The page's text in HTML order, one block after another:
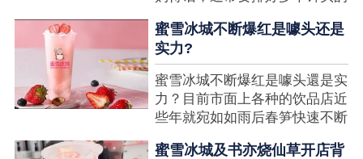
想要排长队，为的便是那一杯令
人挂念的蜜雪冰城。顾客喜爱的
商品，投资者为什么会看不见在
其中的创业商机呢?许多投资者
都会了解我开一家蜜雪冰城要多
少钱?....
蜜雪冰城不断爆红是噱头还是
实力?
蜜雪冰城不断爆红是噱头還是实
力？目前市面上各种的饮品店近
些年就宛如如雨后春笋快速不断
有运营不小心便会被取代，由于
蜜雪冰城及书亦烧仙草开店背